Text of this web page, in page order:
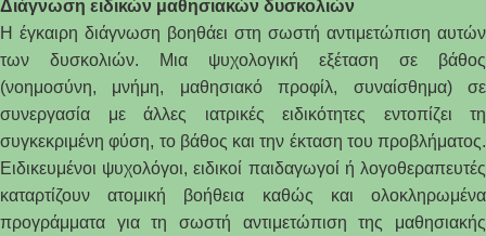
Διάγνωση ειδικών μαθησιακών δυσκολιών
Η έγκαιρη διάγνωση βοηθάει στη σωστή αντιμετώπιση αυτών
των δυσκολιών. Μια ψυχολογική εξέταση σε βάθος
(νοημοσύνη, μνήμη, μαθησιακό προφίλ, συναίσθημα) σε
συνεργασία με άλλες ιατρικές ειδικότητες εντοπίζει τη
συγκεκριμένη φύση, το βάθος και την έκταση του προβλήματος.
Ειδικευμένοι ψυχολόγοι, ειδικοί παιδαγωγοί ή λογοθεραπευτές
καταρτίζουν ατομική βοήθεια καθώς και ολοκληρωμένα
προγράμματα για τη σωστή αντιμετώπιση της μαθησιακής